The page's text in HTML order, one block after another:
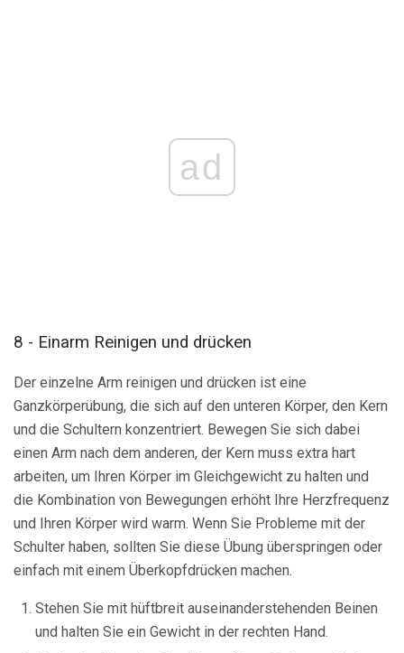
ad
8 - Einarm Reinigen und drücken
Der einzelne Arm reinigen und drücken ist eine
Ganzkörperübung, die sich auf den unteren Körper, den Kern
und die Schultern konzentriert. Bewegen Sie sich dabei
einen Arm nach dem anderen, der Kern muss extra hart
arbeiten, um Ihren Körper im Gleichgewicht zu halten und
die Kombination von Bewegungen erhöht Ihre Herzfrequenz
und Ihren Körper wird warm. Wenn Sie Probleme mit der
Schulter haben, sollten Sie diese Übung überspringen oder
einfach mit einem Überkopfdrücken machen.
Stehen Sie mit hüftbreit auseinanderstehenden Beinen
und halten Sie ein Gewicht in der rechten Hand.